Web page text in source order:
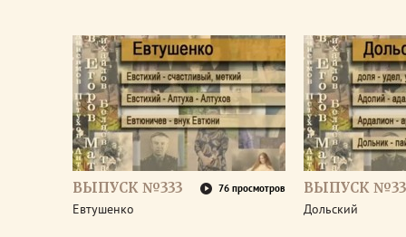
ВЫПУСК №333 76 просмотров
Евтушенко
ВЫПУСК
Дольский